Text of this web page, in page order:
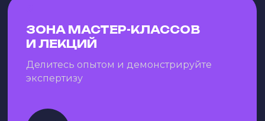
ЗОНА МАСТЕР-КЛАССОВ
И ЛЕКЦИЙ
Делитесь опытом и демонстрируйте
экспертизу